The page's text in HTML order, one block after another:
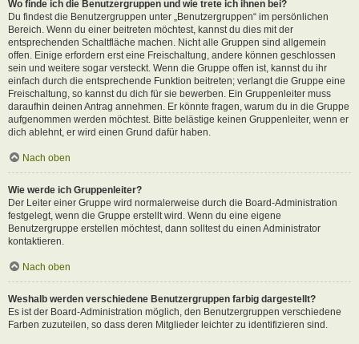
Wo finde ich die Benutzergruppen und wie trete ich ihnen bei?
Du findest die Benutzergruppen unter „Benutzergruppen“ im persönlichen
Bereich. Wenn du einer beitreten möchtest, kannst du dies mit der
entsprechenden Schaltfläche machen. Nicht alle Gruppen sind allgemein
offen. Einige erfordern erst eine Freischaltung, andere können geschlossen
sein und weitere sogar versteckt. Wenn die Gruppe offen ist, kannst du ihr
einfach durch die entsprechende Funktion beitreten; verlangt die Gruppe eine
Freischaltung, so kannst du dich für sie bewerben. Ein Gruppenleiter muss
daraufhin deinen Antrag annehmen. Er könnte fragen, warum du in die Gruppe
aufgenommen werden möchtest. Bitte belästige keinen Gruppenleiter, wenn er
dich ablehnt, er wird einen Grund dafür haben.
Nach oben
Wie werde ich Gruppenleiter?
Der Leiter einer Gruppe wird normalerweise durch die Board-Administration
festgelegt, wenn die Gruppe erstellt wird. Wenn du eine eigene
Benutzergruppe erstellen möchtest, dann solltest du einen Administrator
kontaktieren.
Nach oben
Weshalb werden verschiedene Benutzergruppen farbig dargestellt?
Es ist der Board-Administration möglich, den Benutzergruppen verschiedene
Farben zuzuteilen, so dass deren Mitglieder leichter zu identifizieren sind.